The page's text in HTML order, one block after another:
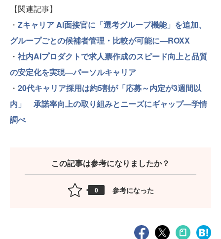
【関連記事】
・ Zキャリア AI面接官に「選考グループ機能」を追加、
グループごとの候補者管理・比較が可能に—ROXX
・ 社内AIプロダクトで求人票作成のスピード向上と品質
の安定化を実現—パーソルキャリア
・ 20代キャリア採用は約5割が「応募～内定が3週間以
内」 承諾率向上の取り組みとニーズにギャップ—学情
調べ
この記事は参考になりましたか？
0 参考になった